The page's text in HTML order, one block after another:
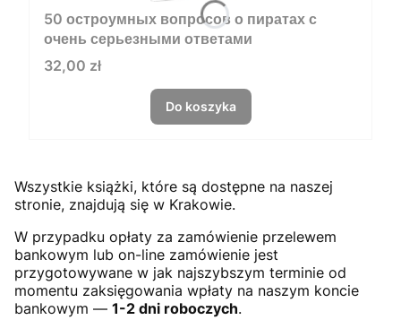
50 остроумных вопросов о пиратах с
очень серьезными ответами
Cena
32,00 zł
Do koszyka
Wszystkie książki, które są dostępne na naszej
stronie, znajdują się w Krakowie.
W przypadku opłaty za zamówienie przelewem
bankowym lub on-line zamówienie jest
przygotowywane w jak najszybszym terminie od
momentu zaksięgowania wpłaty na naszym koncie
bankowym — 1-2 dni roboczych.